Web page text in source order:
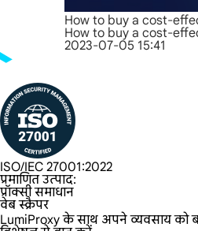
How to buy a cost-
How to buy a cost-
2023-07-05 15:41
ISO/IEC 27001:2022
प्रमाणित उत्पाद:
प्रॉक्सी समाधान
वेब स्क्रैपर
LumiProxy के साथ अपने व्यवसाय को